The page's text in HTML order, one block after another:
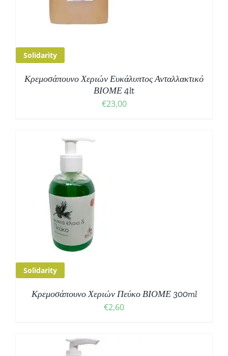
Solidarity
Κρεμοσάπουνο Χεριών Ευκάλυπτος Ανταλλακτικό
ΒΙΟΜΕ 4lt
€23,00
Solidarity
Κρεμοσάπουνο Χεριών Πεύκο ΒΙΟΜΕ 300ml
€2,60